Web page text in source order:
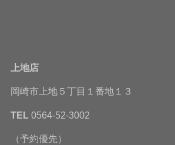
上地店
岡崎市上地５丁目１番地１３
TEL 0564-52-3002
（予約優先）